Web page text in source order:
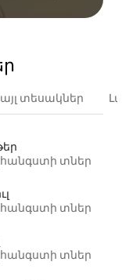
տեսակներ
տներ
տներ
տներ